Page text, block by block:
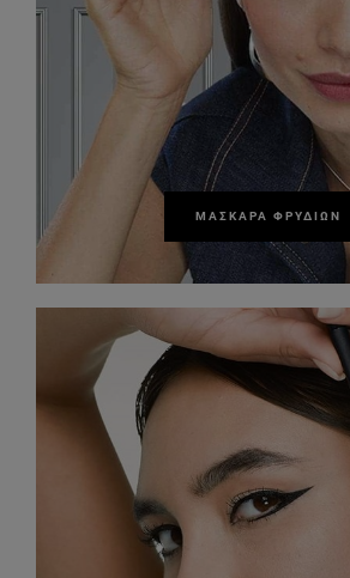
ΜΆΣΚΑΡΑ ΦΡΥΔΙΏΝ